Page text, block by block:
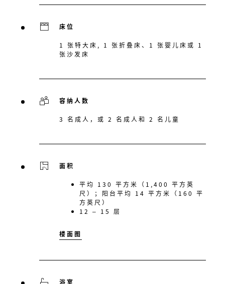
床位
1 张特大床, 1 张折叠床、1 张婴儿床或 1
张沙发床
容纳人数
3 名成人，或 2 名成人和 2 名儿童
面积
平均 130 平方米（1,400 平方英
尺）；阳台平均 14 平方米（160 平
方英尺）
12 – 15 层
楼面图
浴室